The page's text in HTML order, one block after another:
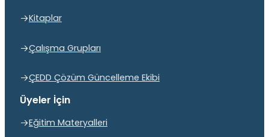
Kitaplar
Çalışma Grupları
ÇEDD Çözüm Güncelleme Ekibi
Üyeler İçin
Eğitim Materyalleri